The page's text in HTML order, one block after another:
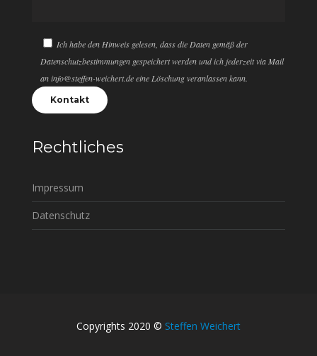
Ich habe den Hinweis gelesen, dass die Daten gemäß der
Datenschutzbestimmungen gespeichert werden und ich jederzeit via Mail
an info@steffen-weichert.de eine Löschung veranlassen kann.
Rechtliches
Impressum
Datenschutz
Copyrights 2020 © Steffen Weichert